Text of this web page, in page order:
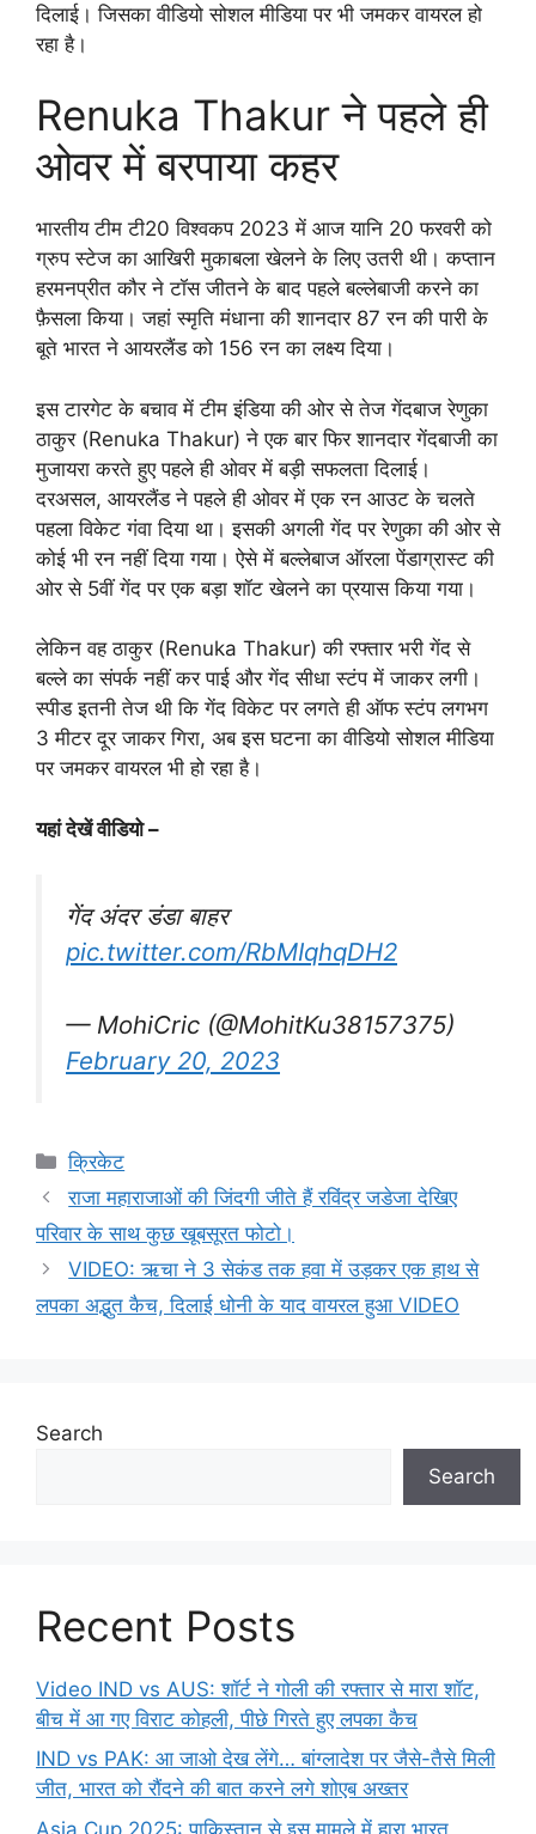
दिलाई। जिसका वीडियो सोशल मीडिया पर भी जमकर वायरल हो
रहा है।
Renuka Thakur ने पहले ही
ओवर में बरपाया कहर
भारतीय टीम टी20 विश्वकप 2023 में आज यानि 20 फरवरी को
ग्रुप स्टेज का आखिरी मुकाबला खेलने के लिए उतरी थी। कप्तान
हरमनप्रीत कौर ने टॉस जीतने के बाद पहले बल्लेबाजी करने का
फ़ैसला किया। जहां स्मृति मंधाना की शानदार 87 रन की पारी के
बूते भारत ने आयरलैंड को 156 रन का लक्ष्य दिया।
इस टारगेट के बचाव में टीम इंडिया की ओर से तेज गेंदबाज रेणुका
ठाकुर (Renuka Thakur) ने एक बार फिर शानदार गेंदबाजी का
मुजायरा करते हुए पहले ही ओवर में बड़ी सफलता दिलाई।
दरअसल, आयरलैंड ने पहले ही ओवर में एक रन आउट के चलते
पहला विकेट गंवा दिया था। इसकी अगली गेंद पर रेणुका की ओर से
कोई भी रन नहीं दिया गया। ऐसे में बल्लेबाज ऑरला पेंडाग्रास्ट की
ओर से 5वीं गेंद पर एक बड़ा शॉट खेलने का प्रयास किया गया।
लेकिन वह ठाकुर (Renuka Thakur) की रफ्तार भरी गेंद से
बल्ले का संपर्क नहीं कर पाई और गेंद सीधा स्टंप में जाकर लगी।
स्पीड इतनी तेज थी कि गेंद विकेट पर लगते ही ऑफ स्टंप लगभग
3 मीटर दूर जाकर गिरा, अब इस घटना का वीडियो सोशल मीडिया
पर जमकर वायरल भी हो रहा है।
यहां देखें वीडियो –
गेंद अंदर डंडा बाहर
pic.twitter.com/RbMIqhqDH2
— MohiCric (@MohitKu38157375)
February 20, 2023
Categories
क्रिकेट
राजा महाराजाओं की जिंदगी जीते हैं रविंद्र जडेजा देखिए
परिवार के साथ कुछ खूबसूरत फोटो।
VIDEO: ऋचा ने 3 सेकंड तक हवा में उड़कर एक हाथ से
लपका अद्भुत कैच, दिलाई धोनी के याद वायरल हुआ VIDEO
Search
Search
Recent Posts
Video IND vs AUS: शॉर्ट ने गोली की रफ्तार से मारा शॉट,
बीच में आ गए विराट कोहली, पीछे गिरते हुए लपका कैच
IND vs PAK: आ जाओ देख लेंगे… बांग्लादेश पर जैसे-तैसे मिली
जीत, भारत को रौंदने की बात करने लगे शोएब अख्तर
Asia Cup 2025: पाकिस्तान से इस मामले में हारा भारत,